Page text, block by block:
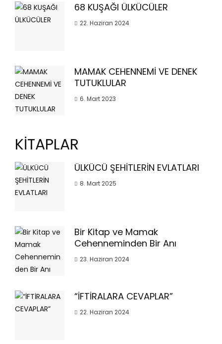
68 KUŞAĞI ÜLKÜCÜLER
22. Haziran 2024
MAMAK CEHENNEMİ VE DENEK
TUTUKLULAR
6. Mart 2023
KİTAPLAR
ÜLKÜCÜ ŞEHİTLERİN EVLATLARI
8. Mart 2025
Bir Kitap ve Mamak
Cehenneminden Bir Anı
23. Haziran 2024
“İFTİRALARA CEVAPLAR”
22. Haziran 2024